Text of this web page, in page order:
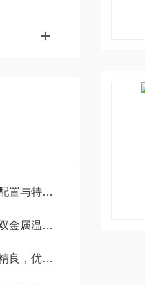
景深度剖析
下的测温奥秘
优点明显